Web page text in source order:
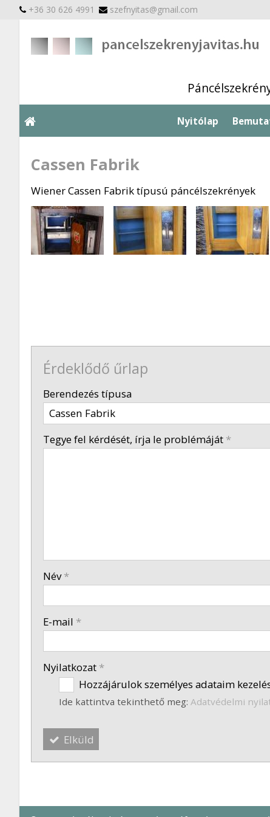
+36 30 626 4991 szefnyitas@gmail.com
Nyitólap
Cassen Fabrik
Wiener Cassen Fabrik típusú páncélszekrények
Érdeklődő űrlap
-
Berendezés típusa
Tegye fel kérdését, írja le problémáját *
Név*
E-mail *
Nyilatkozat *
Hozzájárulok személyes adataim
Ide kattintva tekinthető meg: Adatvédelmi
Elküld